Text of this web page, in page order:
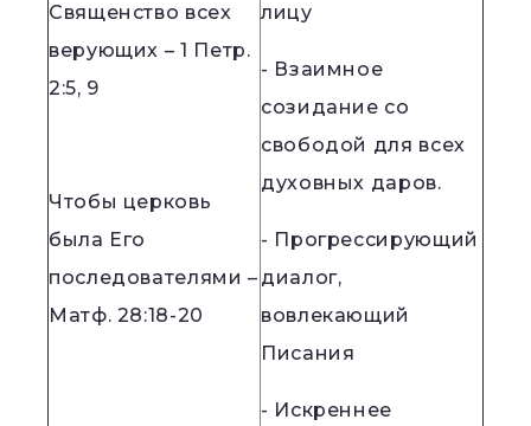
Священство всех
верующих – 1 Петр.
2:5, 9
Чтобы церковь
была Его
последователями –
Матф. 28:18-20
лицу
- Взаимное
созидание со
свободой для всех
духовных даров.
- Прогрессирующий
диалог,
вовлекающий
Писания
- Искреннее